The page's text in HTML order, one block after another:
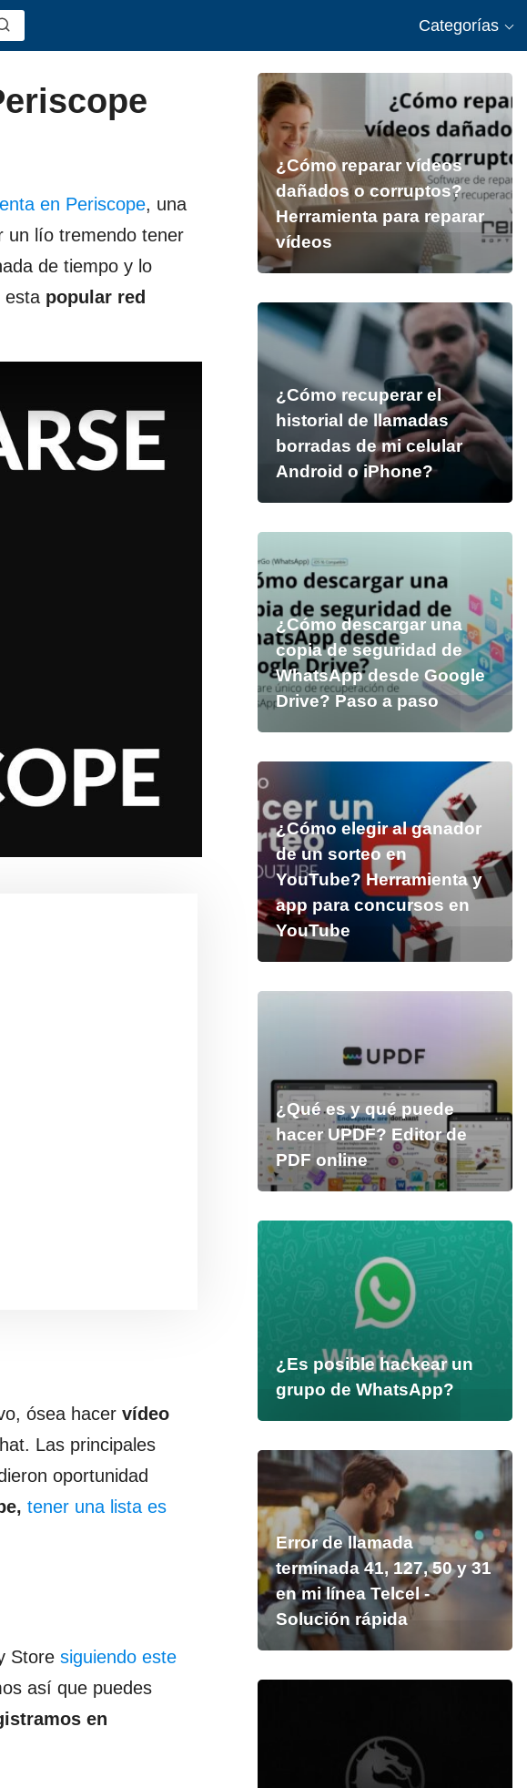
Categorías
en Periscope, una
un lío tremendo tener
de tiempo y lo
esta popular red
ósea hacer vídeo
Las principales
oportunidad
tener una lista es
Store siguiendo este
así que puedes
en
¿Cómo reparar vídeos
dañados o corruptos?
Herramienta para reparar
vídeos
¿Cómo recuperar el
historial de llamadas
borradas de mi celular
Android o iPhone?
¿Cómo descargar una
copia de seguridad de
WhatsApp desde Google
Drive? Paso a paso
¿Cómo elegir al ganador
de un sorteo en
YouTube? Herramienta y
app para concursos en
YouTube
¿Qué es y qué puede
hacer UPDF? Editor de
PDF online
¿Es posible hackear un
grupo de WhatsApp?
Error de llamada
terminada 41, 127, 50 y 31
en mi línea Telcel -
Solución rápida